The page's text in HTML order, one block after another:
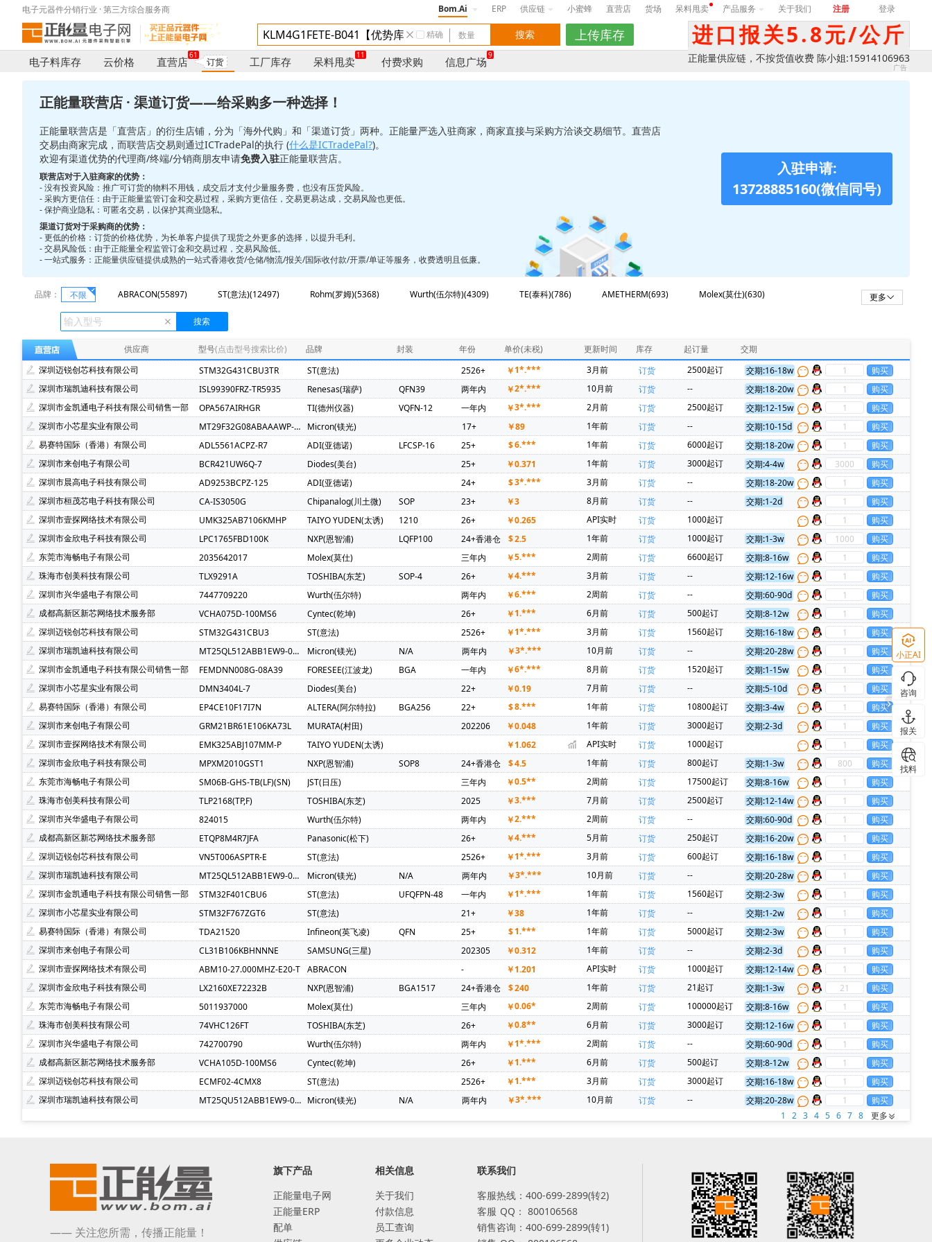
电子元器件分销行业 · 第三方综合服务商 Bom.Ai ERP 供应链 小蜜蜂 直营店 货场 呆料甩卖 产品服务 关于我们 注册 登录
精确 进口报关5.8元/公斤
正能量供应链，不按货值收费 陈小姐:15914106963
电子料库存 云价格 直营店
61
订货 工厂库存 呆料甩卖
11
付费求购 信息广场
9
正能量联营店 · 渠道订货——给采购多一种选择！
正能量联营店是「直营店」的衍生店铺，分为「海外代购」和「渠道订货」两种。正能量严选入驻商家，商家直接与采购方洽谈交易细节。直营店
交易由商家完成，而联营店交易则通过ICTradePal的执行 (什么是ICTradePal?)。
欢迎有渠道优势的代理商/终端/分销商朋友申请免费入驻正能量联营店。
联营店对于入驻商家的优势：
- 没有投资风险：推广可订货的物料不用钱，成交后才支付少量服务费，也没有压货风险。
- 采购方更信任：由于正能量监管订金和交易过程，采购方更信任，交易更易达成，交易风险也更低。
- 保护商业隐私：可匿名交易，以保护其商业隐私。
渠道订货对于采购商的优势：
- 更低的价格：订货的价格优势，为长单客户提供了现货之外更多的选择，以提升毛利。
- 交易风险低：由于正能量全程监管订金和交易过程，交易风险低。
- 一站式服务：正能量供应链提供成熟的一站式香港收货/仓储/物流/报关/国际收付款/开票/单证等服务，收费透明且低廉。
入驻申请:
13728885160(微信同号)
品牌： 不限 ABRACON(55897) ST(意法)(12497) Rohm(罗姆)(5368) Wurth(伍尔特)(4309) TE(泰科)(786) AMETHERM(693)
Molex(莫仕)(630)
Ecliptek(507)
TOSHIBA(东芝)(400)
XLSEMI(芯龙)(185)
Renesas(瑞萨)(162)
Mindmotion(灵动微)(72)
JST(日压)(70) Cyntec(乾坤)(69) TDK(东电化)(67) Maxim(美信)(57) SIT(芯力特)(55) RockChip(瑞芯微)(54)
Allwinner(全志)(51)
Infineon(英飞凌)(49)
Hisilicon(海思)(40) Cachip(锦锐)(36) Microchip(微芯)(35) OMRON(欧姆龙)(35)
XHSC(小华)(35)
SGMICRO(圣邦微)(34)
Cypress(赛普拉斯)(31) Samwha(三和电容器)(31) KEMET(基美)(30) HONGFA(宏发)(26) Everspin Technologies(23)
ON(安森美)(22)
Brightking(台湾君耀)(22)
MotorComm(裕太微)(22) Nations(国民技术)(21) Broadcom(博通)(20) DIPTRONICS(圜达)(20)
Panasonic(松下)(20)
SILICON LABS(芯科)(20)
RUNIC(润石)(19) Chiplntelli(启英泰伦)(19) 3PEAK(思瑞浦)(18) Hirose(广濑电机)(17) Micron(镁光)(17)
Harwin(14)
LOWPOWER(微源半导体)(14)
HED(华大电子)(13) X-Powers(芯智汇)(13) Vishay(威世)(12) TKD(泰晶)(12) Ruichips(锐骏半导体)(11)
FORESEE(江波龙)(11)
XILINX(赛灵思)(10)
Nuvoton(新唐)(9) WALTER(华德)(9) GD(兆易创新)(8) SINEDEVICE(宇宏微)(8) MARVELL(迈威)(7)
REALTEK(瑞昱)(7)
SAMSUNG(三星)(7)
BERYL(绿宝石)(7) ORIENTAL SEMI(东微)(7) MAN YUE(万裕科技)(6) Samtec(5) TAIYO YUDEN(太诱)(5)
TDK-Lambda(5)
YXC(扬兴晶振)(5)
STE(松田)(5) Geehy(珠海极海)(5) ALTERA(阿尔特拉)(4) FUJI(富士电机)(4) Novosense(纳芯微)(4) Zbit(恒烁)(4)
AVX(京瓷)(3)
Wayon(上海维安)(3)
Maxlinear(迈凌)(3) Qorvo(威讯联合)(3) RICHTEK(台湾立锜)(3) SEMIKRON(赛米控)(3) TOREX(特瑞仕)(3) SMC(桑德斯)(3)
HK(航顺)(3)
Chinamobile(中移物联网)(3)
BYD(比亚迪)(3) HDSC(华大半导体)(3) ALLEGRO(美国埃戈罗)(2) CHIPLINK(芯联)(2) Dialog Semiconductor GmbH(2)
ECS Inc(2)
fangtek(方泰)(2)
KINETIC(芯凯)(2) Littelfuse(力特)(2) MORNSUN(金升阳)(2) Maxscend(卓胜微)(2) MPS(美国芯源)(2) MCC(美微科)(2)
Nvidia(英伟达)(2)
TXC(晶技)(2)
e2v technologies(2) Astrodyne TDI Power Supplies & EMI Filters(2) FH(风华)(2) Nexperia(安世)(2) RUIMENG(瑞盟)(2)
Firstohm(台湾第一电阻)(2)
Joulwatt(杰华特)(2)
SOUTHCHIP(南芯)(2) CXMT(长鑫存储)(2) NISSHINBO(2) SCT(芯洲科技)(2) AzureWave(海华)(1) ALPS(阿尔卑斯)(1)
AMS(艾迈斯)(1)
Atmel(爱特梅尔)(1)
Avago(安华高)(1) BELLING(上海贝岭)(1) Bourns(伯恩斯)(1) COSMO(冠西)(1) Chilisin(奇力新)(1) CAVIUM INC(1)
CREE(科锐)(1)
C&K Components(1)
Everest-semi(顺芯)(1) ESMT(晶豪科)(1) FM(复旦微)(1) FTDI(飞特帝亚)(1) Freescale(飞思卡尔)(1)
IR(国际整流器)(1)
INTEL(英特尔)(1)
IXYS(艾赛斯)(1) Lattice(莱迪斯)(1) MACOM(1) MSTAR(晨星)(1) Natlinear(南麟)(1) PUI Audio(1)
Phoenix(菲尼克斯)(1)
PULSE ELECTRONICS(1)
Rubycon(红宝石)(1) U-BLOX(优北罗)(1) AMP NETCONNECT(1) Power Dynamics Inc(1) CommScope Inc(1)
3L COILS(台湾三礼)(1)
SOC(赛元微)(1)
Createk Micro(达晶微)(1) TONTEK(台湾通泰)(1) 无锡紫光微(1) Nsiway(纳芯威)(1) xysemi(赛芯微)(1)
TEAPO(智宝)(1)
Anlogic(安路科技)(1)
HEXIN(禾芯微)(1) Chipanalog(川土微)(1) BRIGHTEK(弘凯光电)(1) Magn Tek(麦歌恩)(1)
TMI(拓尔微)(1)
SHOU HAN(首韩)(1)
RYCHiP(蕊源)(1) Unilc(紫光国芯)(1) HT(金誉)(1) BUSSMANN(巴斯曼)(1)
更多
供应商 型号(点击型号搜索比价) 品牌 封装 年份 单价(未税) 更新时间 库存 起订量
交期
深圳迈锐创芯科技有限公司
STM32G431CBU3TR ST(意法) 2526+ ￥1*.*** 3月前 订货 2500起订
交期:16-18w
深圳市瑞凯迪科技有限公司
ISL99390FRZ-TR5935 Renesas(瑞萨) QFN39 两年内 ￥2*.*** 10月前 订货 --
交期:18-20w
深圳市金凯通电子科技有限公司销售一部
OPA567AIRHGR TI(德州仪器) VQFN-12 一年内 ￥3*.*** 2月前 订货 2500起订
交期:12-15w
深圳市小芯星实业有限公司
MT29F32G08ABAAAWP-ITZ:A Micron(镁光) 17+ ￥89 1年前 订货 --
交期:10-15d
易赛特国际（香港）有限公司
ADL5561ACPZ-R7 ADI(亚德诺) LFCSP-16 25+ $6.*** 1年前 订货 6000起订
交期:18-20w
深圳市来创电子有限公司
BCR421UW6Q-7 Diodes(美台) 25+ ￥0.371 1年前 订货 3000起订
交期:4-4w
深圳市晨高电子科技有限公司
AD9253BCPZ-125 ADI(亚德诺) 24+ $3*.*** 3月前 订货 --
交期:18-20w
深圳市桓茂芯电子科技有限公司
CA-IS3050G Chipanalog(川土微) SOP 23+ ￥3 8月前 订货 --
交期:1-2d
深圳市壹探网络技术有限公司
UMK325AB7106KMHP TAIYO YUDEN(太诱) 1210 26+ ￥0.265 API实时 订货
1000起订
深圳市金欣电子科技有限公司
LPC1765FBD100K NXP(恩智浦) LQFP100 24+香港仓 $2.5 1年前 订货 1000起订
交期:1-3w
东莞市海畅电子有限公司
2035642017 Molex(莫仕) 三年内 ￥5.*** 2周前 订货 6600起订
交期:8-16w
珠海市创美科技有限公司
TLX9291A TOSHIBA(东芝) SOP-4 26+ ￥4.*** 3月前 订货 --
交期:12-16w
深圳市兴华盛电子有限公司
7447709220 Wurth(伍尔特) 两年内 ￥6.*** 2周前 订货 --
交期:60-90d
成都高新区新芯网络技术服务部
VCHA075D-100MS6 Cyntec(乾坤) 26+ ￥1.*** 6月前 订货 500起订
交期:8-12w
深圳迈锐创芯科技有限公司
STM32G431CBU3 ST(意法) 2526+ ￥1*.*** 3月前 订货 1560起订
交期:16-18w
深圳市瑞凯迪科技有限公司
MT25QL512ABB1EW9-0SIT Micron(镁光) N/A 两年内 ￥3*.*** 10月前 订货 --
交期:20-28w
深圳市金凯通电子科技有限公司销售一部
FEMDNN008G-08A39 FORESEE(江波龙) BGA 一年内 ￥6*.*** 8月前 订货 1520起订
交期:1-15w
深圳市小芯星实业有限公司
DMN3404L-7 Diodes(美台) 22+ ￥0.19 7月前 订货 --
交期:5-10d
易赛特国际（香港）有限公司
EP4CE10F17I7N ALTERA(阿尔特拉) BGA256 22+ $8.*** 1年前 订货 10800起订
交期:3-4w
深圳市来创电子有限公司
GRM21BR61E106KA73L MURATA(村田) 202206 ￥0.048 1年前 订货 3000起订
交期:2-3d
深圳市壹探网络技术有限公司
EMK325ABJ107MM-P TAIYO YUDEN(太诱) ￥1.062 API实时 订货
1000起订
深圳市金欣电子科技有限公司
MPXM2010GST1 NXP(恩智浦) SOP8 24+香港仓 $4.5 1年前 订货 800起订
交期:1-3w
东莞市海畅电子有限公司
SM06B-GHS-TB(LF)(SN) JST(日压) 三年内 ￥0.5** 2周前 订货 17500起订
交期:8-16w
珠海市创美科技有限公司
TLP2168(TP,F) TOSHIBA(东芝) 2025 ￥3.*** 7月前 订货 2500起订
交期:12-14w
深圳市兴华盛电子有限公司
824015 Wurth(伍尔特) 两年内 ￥2.*** 2周前 订货 --
交期:60-90d
成都高新区新芯网络技术服务部
ETQP8M4R7JFA Panasonic(松下) 26+ ￥4.*** 5月前 订货 250起订
交期:16-20w
深圳迈锐创芯科技有限公司
VN5T006ASPTR-E ST(意法) 2526+ ￥1*.*** 3月前 订货 600起订
交期:16-18w
深圳市瑞凯迪科技有限公司
MT25QL512ABB1EW9-0SIT Micron(镁光) N/A 两年内 ￥3*.*** 10月前 订货 --
交期:20-28w
深圳市金凯通电子科技有限公司销售一部
STM32F401CBU6 ST(意法) UFQFPN-48 一年内 ￥1*.*** 1年前 订货 1560起订
交期:2-3w
深圳市小芯星实业有限公司
STM32F767ZGT6 ST(意法) 21+ ￥38 1年前 订货 --
交期:1-2w
易赛特国际（香港）有限公司
TDA21520 Infineon(英飞凌) QFN 25+ $1.*** 1年前 订货 5000起订
交期:2-3w
深圳市来创电子有限公司
CL31B106KBHNNNE SAMSUNG(三星) 202305 ￥0.312 1年前 订货 --
交期:2-3d
深圳市壹探网络技术有限公司
ABM10-27.000MHZ-E20-T ABRACON - ￥1.201 API实时 订货 1000起订
交期:12-14w
深圳市金欣电子科技有限公司
LX2160XE72232B NXP(恩智浦) BGA1517 24+香港仓 $240 1年前 订货 21起订
交期:1-3w
东莞市海畅电子有限公司
5011937000 Molex(莫仕) 三年内 ￥0.06* 2周前 订货 100000起订
交期:8-16w
珠海市创美科技有限公司
74VHC126FT TOSHIBA(东芝) 26+ ￥0.8** 6月前 订货 3000起订
交期:12-16w
深圳市兴华盛电子有限公司
742700790 Wurth(伍尔特) 两年内 ￥1*.*** 2周前 订货 --
交期:60-90d
成都高新区新芯网络技术服务部
VCHA105D-100MS6 Cyntec(乾坤) 26+ ￥1.*** 6月前 订货 500起订
交期:8-12w
深圳迈锐创芯科技有限公司
ECMF02-4CMX8 ST(意法) 2526+ ￥1.*** 3月前 订货 3000起订
交期:16-18w
深圳市瑞凯迪科技有限公司
MT25QU512ABB1EW9-0SIT Micron(镁光) N/A 两年内 ￥3*.*** 10月前 订货 --
交期:20-28w
1
2 3 4 5 6 7 8 更多
—— 关注您所需，传播正能量！
旗下产品
正能量电子网
正能量ERP
配单
相关信息
关于我们
付款信息
员工查询
联系我们
客服热线：400-699-2899(转2)
客服 QQ： 800106568
销售咨询：400-699-2899(转1)
小正AI
咨询
报关
找料